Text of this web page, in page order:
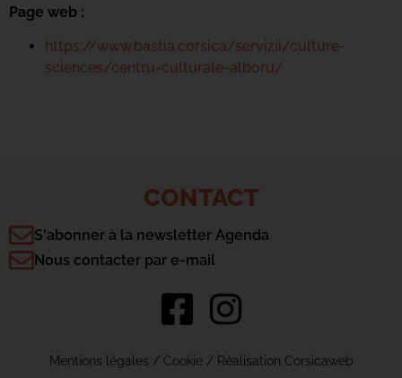
Page web :
https://www.bastia.corsica/servizii/culture-
sciences/centru-culturale-alboru/
CONTACT
S'abonner à la newsletter Agenda
Nous contacter par e-mail
Mentions légales / Cookie/ Réalisation Corsicaweb